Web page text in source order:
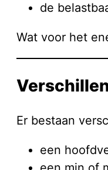
de
Wat voor het
Er bestaan
een